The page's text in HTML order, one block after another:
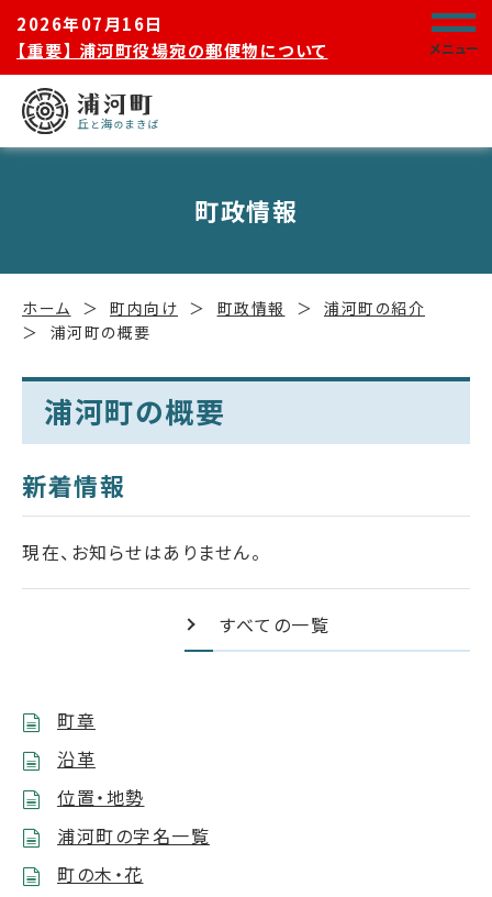
2026年07月16日
【重要】 浦河町役場宛の郵便物について
メニュー
町政情報
ホーム 町内向け 町政情報
浦河町の紹介
浦河町の概要
浦河町の概要
新着情報
現在、お知らせはありません。
すべての一覧
町章
沿革
位置・地勢
浦河町の字名一覧
町の木・花